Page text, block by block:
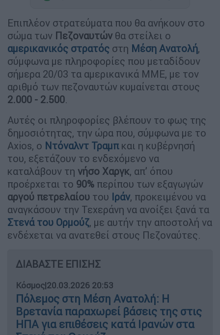
Επιπλέον στρατεύματα που θα ανήκουν στο
σώμα των Πεζοναυτών θα στείλει ο
αμερικανικός στρατός στη Μέση Ανατολή,
σύμφωνα με πληροφορίες που μεταδίδουν
σήμερα 20/03 τα αμερικανικά ΜΜΕ, με τον
αριθμό των πεζοναυτών κυμαίνεται στους
2.000 - 2.500.
Αυτές οι πληροφορίες βλέπουν το φως της
δημοσιότητας, την ώρα που, σύμφωνα με το
Axios, ο Ντόναλντ Τραμπκαι η κυβέρνησή
του, εξετάζουν το ενδεχόμενο να
καταλάβουν τη νήσο Χαργκ, απ’ όπου
προέρχεται το 90% περίπου των εξαγωγών
αργού πετρελαίου του Ιράν, προκειμένου να
αναγκάσουν την Τεχεράνη να ανοίξει ξανά τα
Στενά του Ορμούζ, με αυτήν την αποστολή να
ενδέχεται να ανατεθεί στους Πεζοναύτες.
ΔΙΑΒΑΣΤΕ ΕΠΙΣΗΣ
Κόσμος|20.03.2026 20:53
Πόλεμος στη Μέση Ανατολή: Η
Βρετανία παραχωρεί βάσεις της στις
ΗΠΑ για επιθέσεις κατά Ιρανών στα